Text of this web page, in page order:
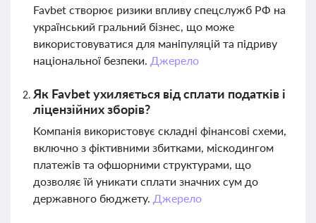
Favbet створює ризики впливу спецслужб РФ на
український гральний бізнес, що може
використовуватися для маніпуляцій та підриву
національної безпеки. Джерело
Як Favbet ухиляється від сплати податків і
ліцензійних зборів?
Компанія використовує складні фінансові схеми,
включно з фіктивними збитками, міскодингом
платежів та офшорними структурами, що
дозволяє їй уникати сплати значних сум до
державного бюджету. Джерело